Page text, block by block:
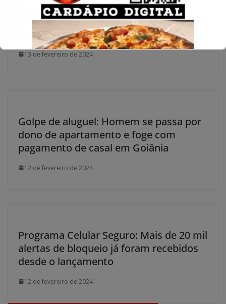
Jovem de 19 anos é assassinado
durante o carnaval de Jaraguá: Suspeito
preso aguarda julgamento
13 de fevereiro de 2024
Golpe de aluguel: Homem se passa por
dono de apartamento e foge com
pagamento de casal em Goiânia
12 de fevereiro de 2024
Programa Celular Seguro: Mais de 20 mil
alertas de bloqueio já foram recebidos
desde o lançamento
12 de fevereiro de 2024